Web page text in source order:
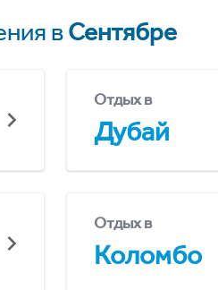
вСентябре
Отдых в
Дубай
Отдых в
Коломбо